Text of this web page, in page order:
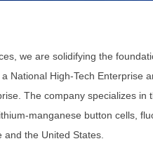
we are solidifying the
National High-Tech Enterprise
The company specializes
manganese button cells,
the United States.